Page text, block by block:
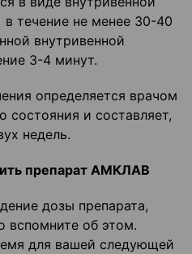
течение не менее 30-40
внутривенной
3-4 минут.
определяется врачом
состояния и составляет,
недель.
препарат АМКЛАВ
дозы препарата,
вспомните об этом.
для вашей следующей